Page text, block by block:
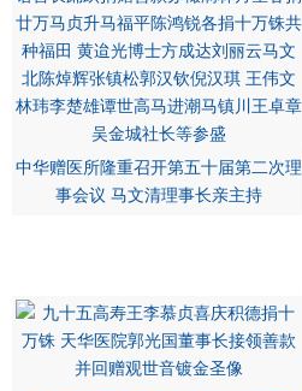
中华赠医所隆重召开第五十届第二次理
事会议 马文清理事长亲主持